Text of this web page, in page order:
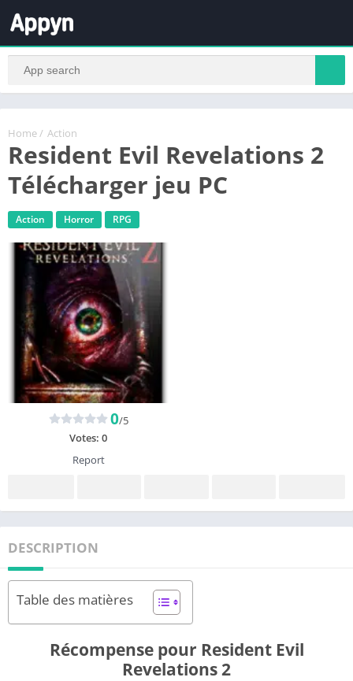
Home / Action
Resident Evil Revelations 2
Télécharger jeu PC
Action Horror RPG
0/5
Votes: 0
Report
DESCRIPTION
Table des matières
Récompense pour Resident Evil
Revelations 2